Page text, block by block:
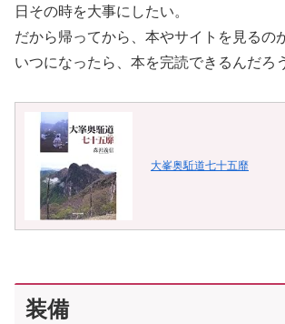
日その時を大事にしたい。
だから帰ってから、本やサイトを見るの
いつになったら、本を完読できるんだろ
大峯奥駈道七十五靡
装備